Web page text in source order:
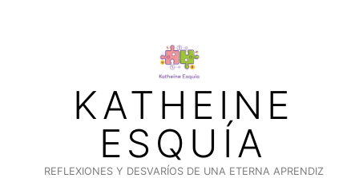
KATHEINE
ESQUÍA
REFLEXIONES Y DESVARÍOS DE UNA ETERNA APRENDIZ